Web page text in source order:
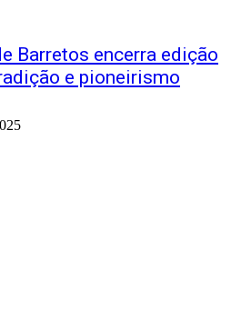
Barretos encerra edição
e pioneirismo